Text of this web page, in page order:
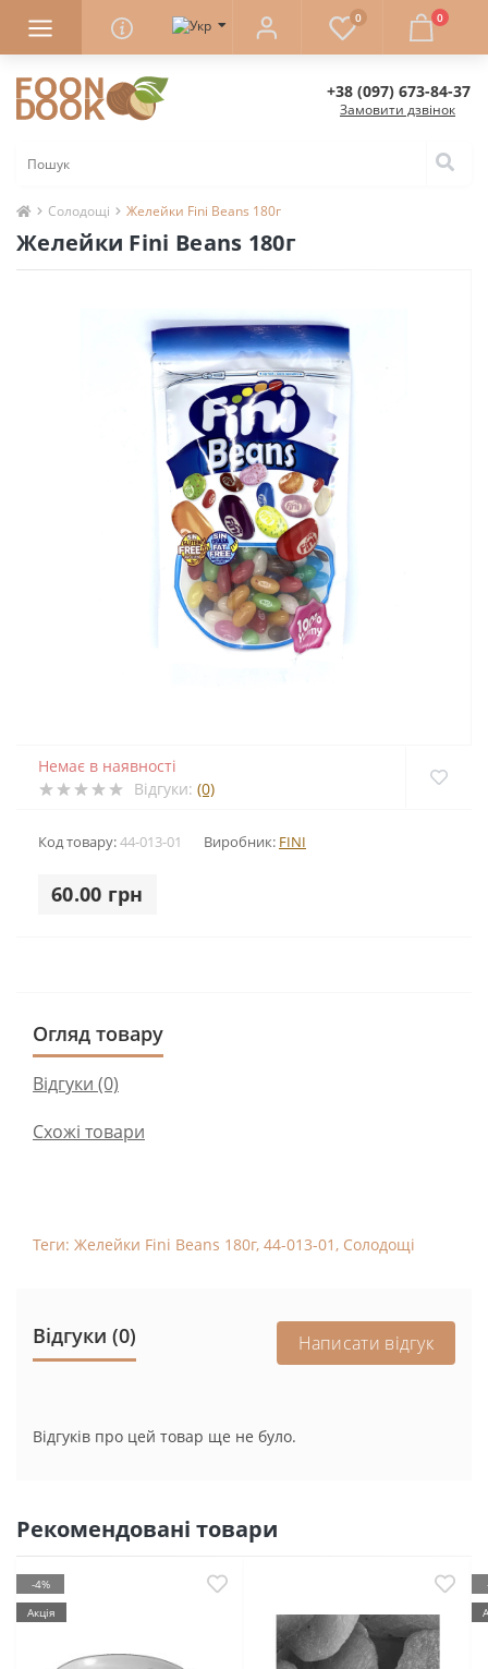
0 0
+38 (097) 673-84-37
Замовити дзвінок
Солодощі Желейки Fini Beans 180г
Желейки Fini Beans 180г
Немає в наявності
Відгуки: (0)
Код товару:44-013-01 Виробник: FINI
60.00 грн
Огляд товару
Відгуки (0)
Схожі товари
Теги: Желейки Fini Beans 180г, 44-013-01, Солодощі
Відгуки (0) Написати відгук
Відгуків про цей товар ще не було.
Рекомендовані товари
-4%
Акція